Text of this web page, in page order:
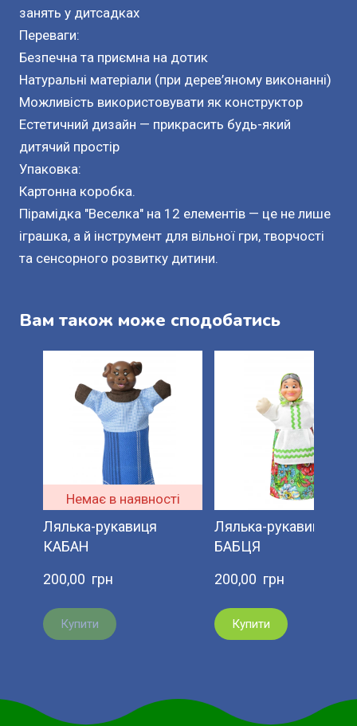
занять у дитсадках
Переваги:
Безпечна та приємна на дотик
Натуральні матеріали (при дерев’яному виконанні)
Можливість використовувати як конструктор
Естетичний дизайн — прикрасить будь-який
дитячий простір
Упаковка:
Картонна коробка.
Пірамідка "Веселка" на 12 елементів — це не лише
іграшка, а й інструмент для вільної гри, творчості
та сенсорного розвитку дитини.
Вам також може сподобатись
Немає в наявності
Лялька-рукавиця
КАБАН
200,00  грн
Купити
Лялька-рукавиця
БАБЦЯ
200,00  грн
Купити